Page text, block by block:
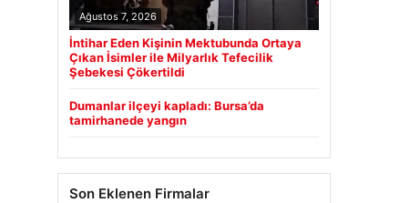
Ağustos 7, 2026
İntihar Eden Kişinin Mektubunda Ortaya
Çıkan İsimler ile Milyarlık Tefecilik
Şebekesi Çökertildi
Dumanlar ilçeyi kapladı: Bursa’da
tamirhanede yangın
Son Eklenen Firmalar